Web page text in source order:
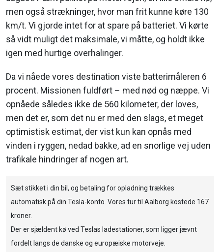
men også strækninger, hvor man frit kunne køre 130
km/t. Vi gjorde intet for at spare på batteriet. Vi kørte
så vidt muligt det maksimale, vi måtte, og holdt ikke
igen med hurtige overhalinger.
Da vi nåede vores destination viste batterimåleren 6
procent. Missionen fuldført – med nød og næppe. Vi
opnåede således ikke de 560 kilometer, der loves,
men det er, som det nu er med den slags, et meget
optimistisk estimat, der vist kun kan opnås med
vinden i ryggen, nedad bakke, ad en snorlige vej uden
trafikale hindringer af nogen art.
Sæt stikket i din bil, og betaling for opladning trækkes
automatisk på din Tesla-konto. Vores tur til Aalborg kostede 167
kroner.
Der er sjældent kø ved Teslas ladestationer, som ligger jævnt
fordelt langs de danske og europæiske motorveje.